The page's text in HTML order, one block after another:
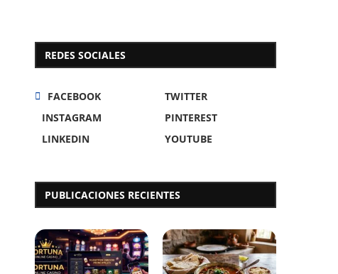
REDES SOCIALES
FACEBOOK
TWITTER
INSTAGRAM
PINTEREST
LINKEDIN
YOUTUBE
PUBLICACIONES RECIENTES